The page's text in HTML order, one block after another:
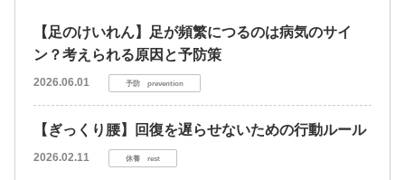
【足のけいれん】足が頻繁につるのは病気のサイ
ン？考えられる原因と予防策
2026.06.01 予防 prevention
【ぎっくり腰】回復を遅らせないための行動ルール
2026.02.11 休養 rest